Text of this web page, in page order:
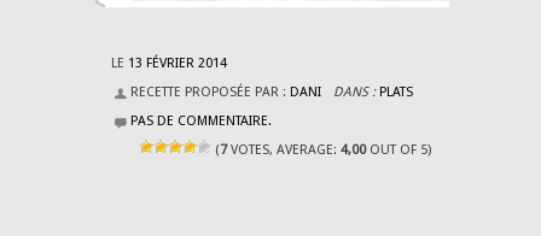
LE 13 FÉVRIER 2014
RECETTE PROPOSÉE PAR : DANI DANS : PLATS
PAS DE COMMENTAIRE.
(7VOTES, AVERAGE: 4,00OUT OF 5)